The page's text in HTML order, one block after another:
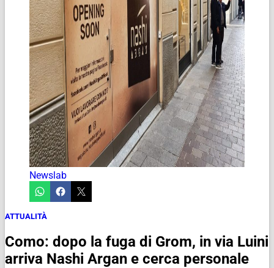
Newslab
ATTUALITÀ
Como: dopo la fuga di Grom, in via Luini
arriva Nashi Argan e cerca personale